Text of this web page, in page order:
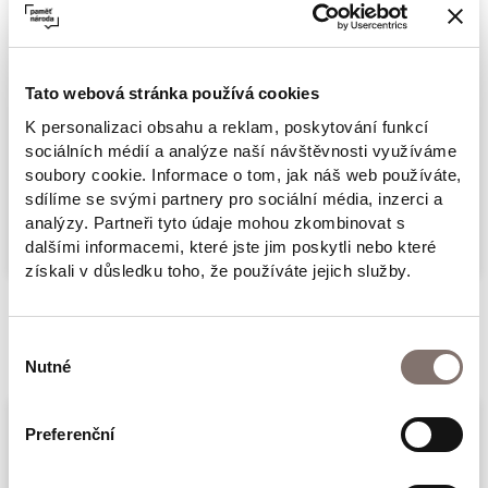
Tato webová stránka používá cookies
K personalizaci obsahu a reklam, poskytování funkcí
sociálních médií a analýze naší návštěvnosti využíváme
soubory cookie. Informace o tom, jak náš web používáte,
sdílíme se svými partnery pro sociální média, inzerci a
analýzy. Partneři tyto údaje mohou zkombinovat s
dalšími informacemi, které jste jim poskytli nebo které
získali v důsledku toho, že používáte jejich služby.
souhlasu
Nutné
Preferenční
(„nové“) moderny a součástí dlouhodobého
projektu Centra novější české literatury
Filozofické fakulty Jihočeské univerzity.
literární a umělečtí historici a teoretici
z filozofických fakult Jihočeské a Karlovy
univerzity, zabývá kulturními a ideovými
souvislostmi této komplikované doby, kdy se
po roce 1948 komunistický režim
v Československu pokoušel o manipulaci celé
projektu příštího společenského „ráje“.
pokoušejí tyto dobové proměny oficiální
Více
Související produkty